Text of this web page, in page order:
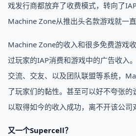
戏发行商都放弃了收费模式，转向了
Machine Zone从推出头名款游戏就一
Machine Zone的收入和很多免费游戏
过玩家的IAP消费和游戏中的广告收入
交流、交友、以及团队联盟等系统，
了玩家们的黏性。甚至可以好不夸张
以取得如今的收入成功，离不开该公司
又一个Supercell？